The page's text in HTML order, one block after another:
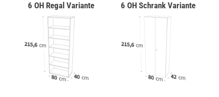
6 OH Regal Variante 6 OH Schrank Variante